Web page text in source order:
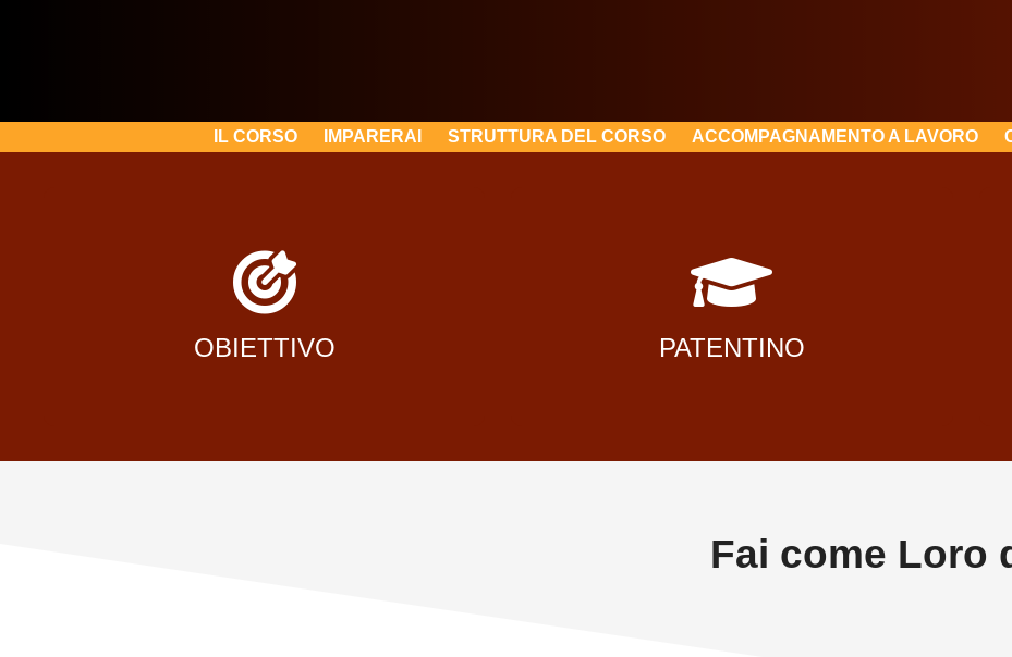
IL CORSO IMPARERAI STRUTTURA DEL CORSO ACCOMPAGNAMENTO A LAVORO
OBIETTIVO
Diventa saldatore
PATENTINO
Patentino Internazionale di Saldatura
Fai come Loro